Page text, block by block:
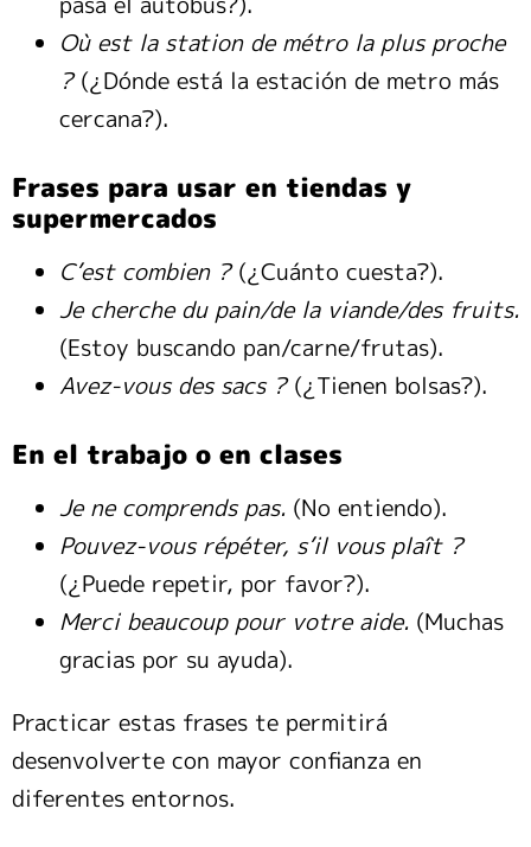
Où est la station de métro la plus proche
?(¿Dónde está la estación de metro más
cercana?).
Frases para usar en tiendas y
supermercados
C’est combien ?(¿Cuánto cuesta?).
Je cherche du pain/de la viande/des fruits.
(Estoy buscando pan/carne/frutas).
Avez-vous des sacs ?(¿Tienen bolsas?).
En el trabajo o en clases
Je ne comprends pas. (No entiendo).
Pouvez-vous répéter, s’il vous plaît ?
(¿Puede repetir, por favor?).
Merci beaucoup pour votre aide. (Muchas
gracias por su ayuda).
Practicar estas frases te permitirá
desenvolverte con mayor confianza en
diferentes entornos.